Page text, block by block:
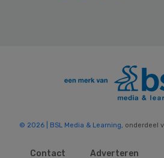
© 2026 | BSL Media & Learning , onderdeel
Contact Adverteren